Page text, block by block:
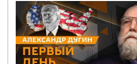
Сербии и третий раунд
Украине
Александр Дугин. Потенциал